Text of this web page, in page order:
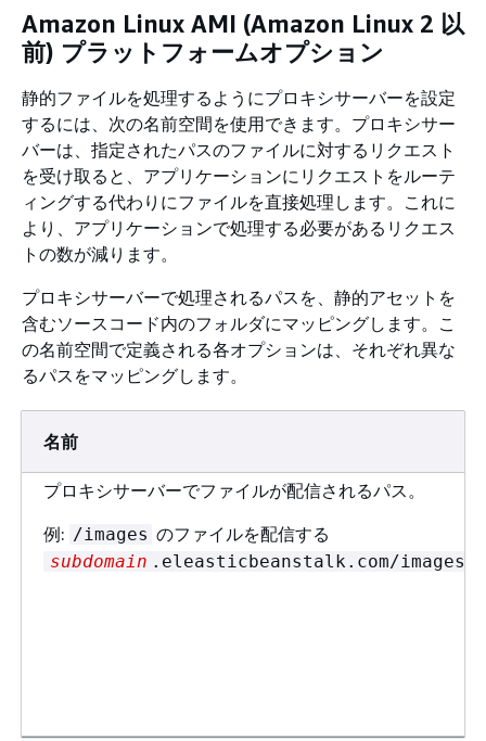
Amazon Linux AMI (Amazon Linux 2 以
前) プラットフォームオプション
静的ファイルを処理するようにプロキシサーバーを設定
するには、次の名前空間を使用できます。プロキシサー
バーは、指定されたパスのファイルに対するリクエスト
を受け取ると、アプリケーションにリクエストをルーテ
ィングする代わりにファイルを直接処理します。これに
より、アプリケーションで処理する必要があるリクエス
トの数が減ります。
プロキシサーバーで処理されるパスを、静的アセットを
含むソースコード内のフォルダにマッピングします。こ
の名前空間で定義される各オプションは、それぞれ異な
るパスをマッピングします。
名前
プロキシサーバーでファイルが配信されるパス。
例: /images のファイルを配信する
subdomain .eleasticbeanstalk.com/images